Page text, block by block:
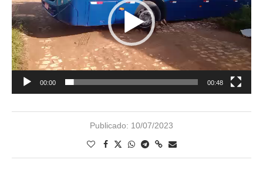
00:00 00:48
Publicado: 10/07/2023